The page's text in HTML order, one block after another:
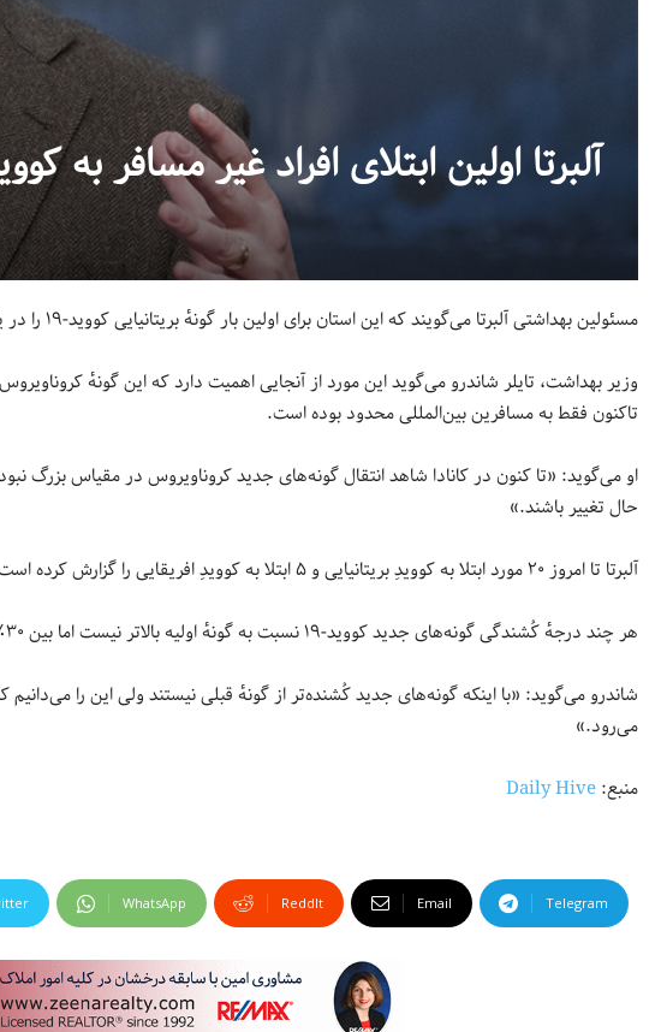
آلبرتا اولین ابتلای افراد غیر مسافر به کووید-۱۹ بریتانیایی را
مسئولین بهداشتی آلبرتا می‌گویند که این استان برای اولین بار گونهٔ بریتانیایی کووید-۱۹ را در یک بیمار غیرمسافر مشاهده کرده است.
وزیر بهداشت، تایلر شاندرو می‌گوید این مورد از آنجایی اهمیت دارد که این گونهٔ
تاکنون فقط به مسافرین بین‌المللی محدود بوده است.
او می‌گوید: «تا کنون در کانادا شاهد انتقال گونه‌های جدید کروناویروس در مقیاس بزرگ
حال تغییر باشند.»
آلبرتا تا امروز ۲۰ مورد ابتلا به کوویدِ بریتانیایی و ۵ ابتلا به کوویدِ افریقایی را گزارش کرده است. اکثر آنها نیز مربوط به مسافرین بین‌المللی بوده‌اند.
هر چند درجهٔ کُشندگی گونه‌های جدید کووید-۱۹ نسبت به گونهٔ اولیه بالاتر نیست اما بین ۳۰٪ تا ۵۰٪ راحت‌تر از آن منتقل می‌شوند.
شاندرو می‌گوید: «با اینکه گونه‌های جدید کُشنده‌تر از گونهٔ قبلی نیستند ولی این را می‌دانیم
می‌رود.»
منبع:Daily Hive
WhatsApp ReddIt Email Telegram